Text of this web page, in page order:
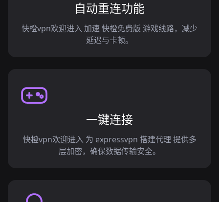
自动重连功能
快橙vpn欢迎进入 加速 快橙免费版 游戏线路，减少
延迟与卡顿。
一键连接
快橙vpn欢迎进入 为 expressvpn 搭建代理 提供多
层加密，确保数据传输安全。